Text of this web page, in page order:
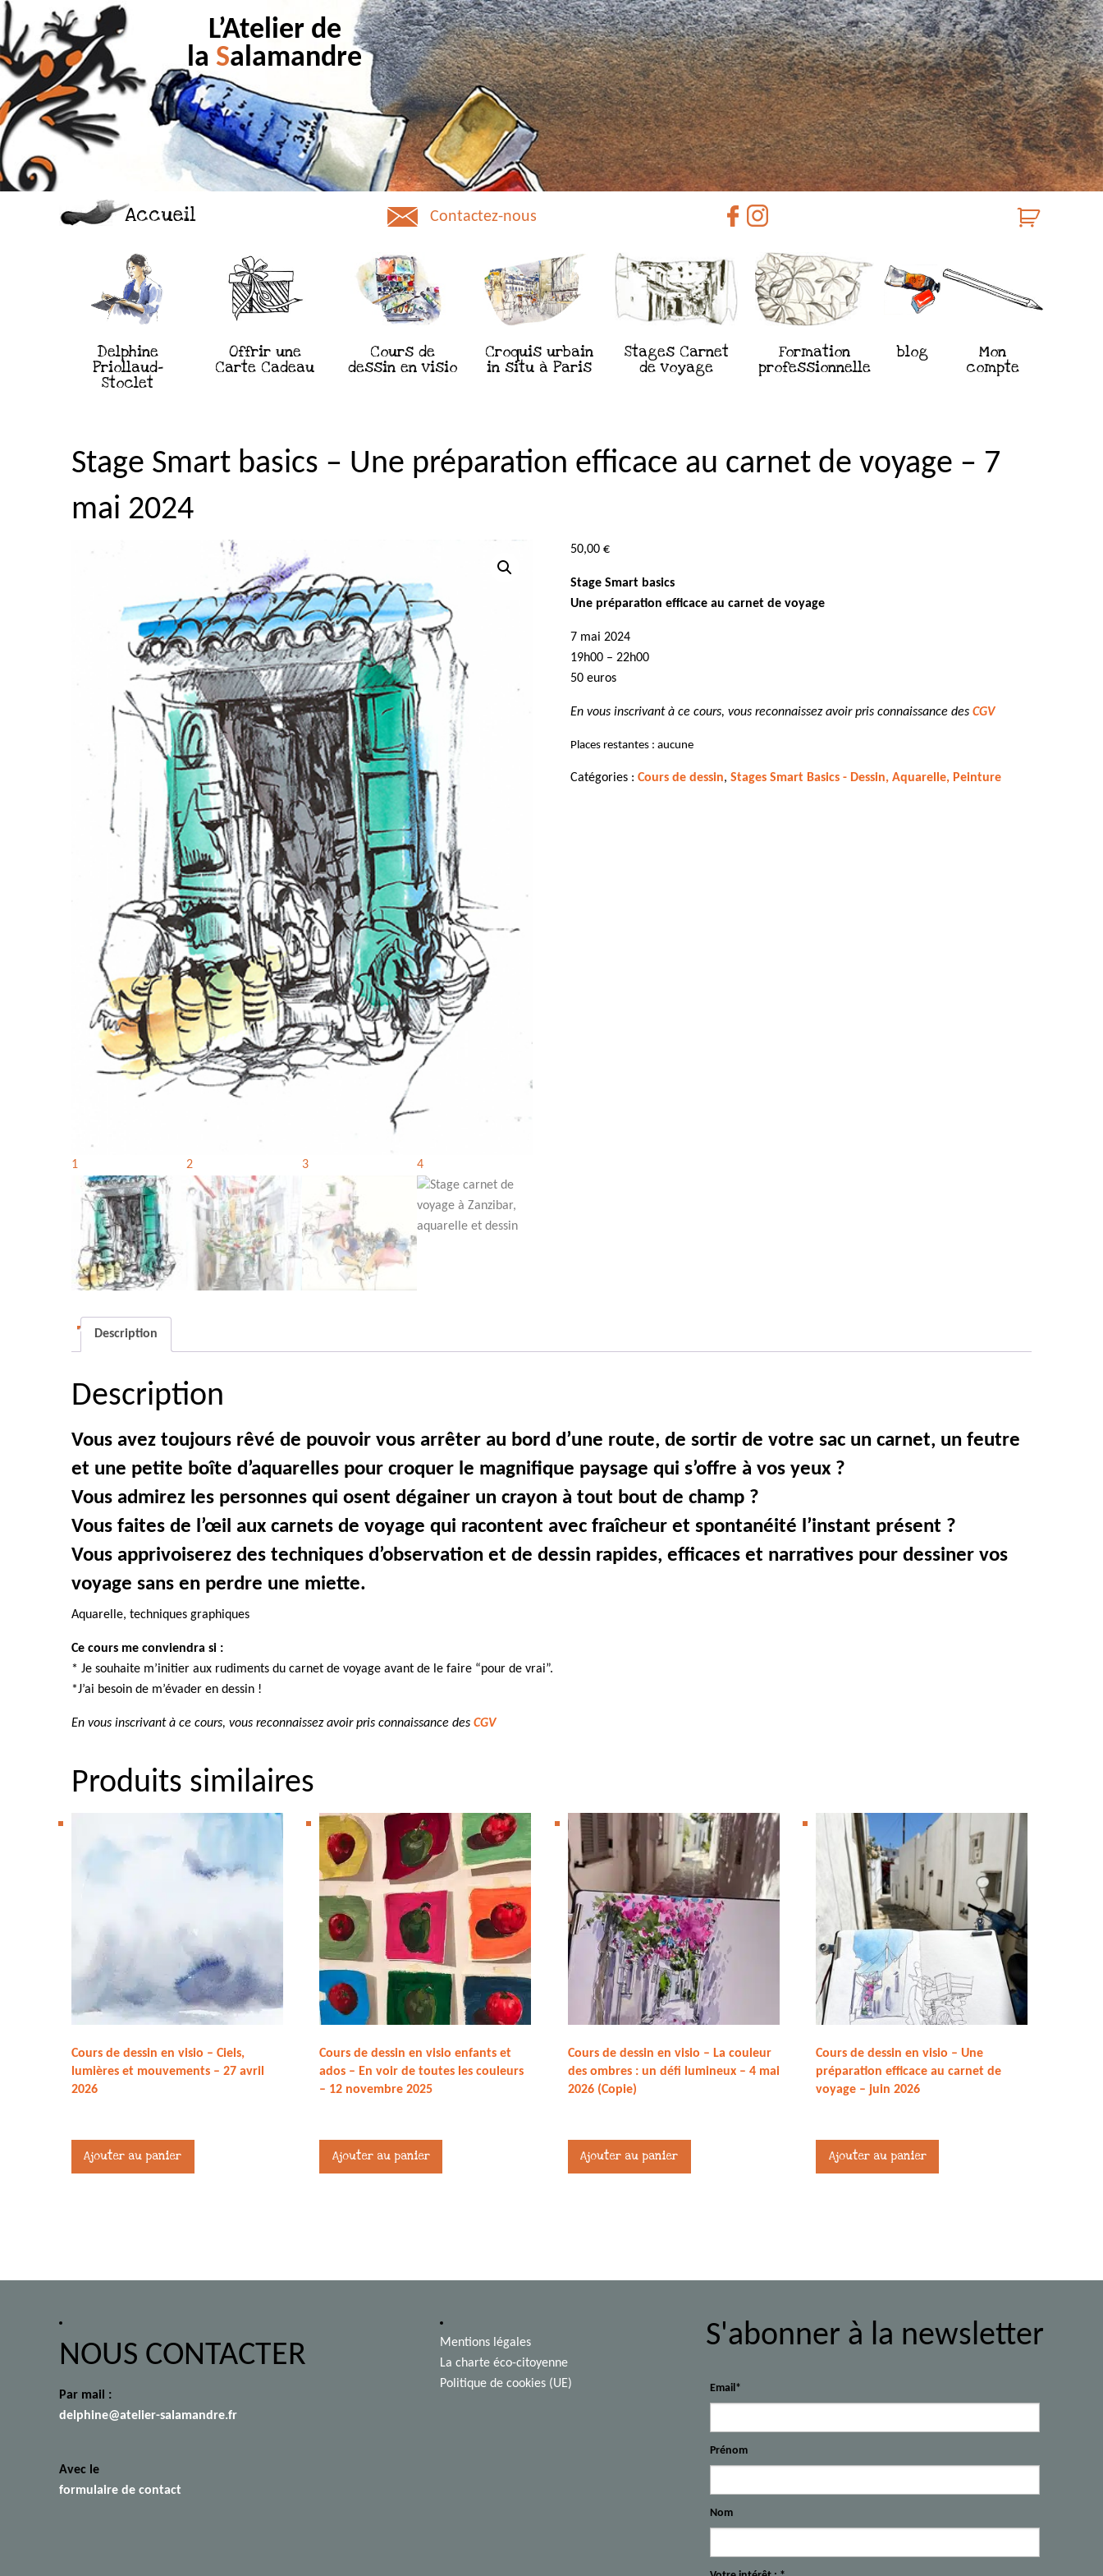
L’Atelier de
la Salamandre
Accueil Contactez-nous
Delphine
Priollaud-
Stoclet
Offrir une
Carte Cadeau
Cours de
dessin en visio
Croquis urbain
in situ à Paris
Stages Carnet
de voyage
Formation
professionnelle
blog
Mon
compte
Stage Smart basics – Une préparation efficace au carnet de voyage – 7
mai 2024
50,00€
Stage Smart basics
Une préparation efficace au carnet de voyage
7 mai 2024
19h00 – 22h00
50 euros
En vous inscrivant à ce cours, vous reconnaissez avoir pris connaissance desCGV
Places restantes : aucune
Catégories :Cours de dessin,Stages Smart Basics - Dessin, Aquarelle, Peinture
Description
Description
Vous avez toujours rêvé de pouvoir vous arrêter au bord d’une route, de sortir de votre sac un carnet, un feutre
et une petite boîte d’aquarelles pour croquer le magnifique paysage qui s’offre à vos yeux ?
Vous admirez les personnes qui osent dégainer un crayon à tout bout de champ ?
Vous faites de l’œil aux carnets de voyage qui racontent avec fraîcheur et spontanéité l’instant présent ?
Vous apprivoiserez des techniques d’observation et de dessin rapides, efficaces et narratives pour dessiner vos
voyage sans en perdre une miette.
Aquarelle, techniques graphiques
Ce cours me conviendra si :
* Je souhaite m’initier aux rudiments du carnet de voyage avant de le faire “pour de vrai”.
*J’ai besoin de m’évader en dessin !
En vous inscrivant à ce cours, vous reconnaissez avoir pris connaissance des CGV
Produits similaires
Cours de dessin en visio – Ciels,
lumières et mouvements – 27 avril
2026
Ajouter au panier
Cours de dessin en visio enfants et
ados – En voir de toutes les couleurs
– 12 novembre 2025
Ajouter au panier
Cours de dessin en visio – La couleur
des ombres : un défi lumineux – 4 mai
2026 (Copie)
Ajouter au panier
Cours de dessin en visio – Une
préparation efficace au carnet de
voyage – juin 2026
Ajouter au panier
NOUS CONTACTER
Par mail :
delphine@atelier-salamandre.fr
Avec le
formulaire de contact
Mentions légales
La charte éco-citoyenne
Politique de cookies (UE)
S'abonner à la newsletter
Email*
Prénom
Nom